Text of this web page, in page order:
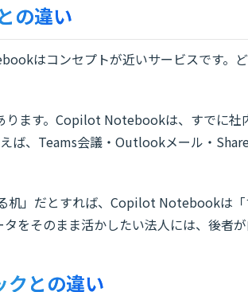
の違い
はコンセプトが近いサービスです。
ります。Copilot Notebookは、すでに
ば、Teams会議・Outlookメール・
机」だとすれば、Copilot Notebookは「
をそのまま活かしたい法人には、後者が
との違い